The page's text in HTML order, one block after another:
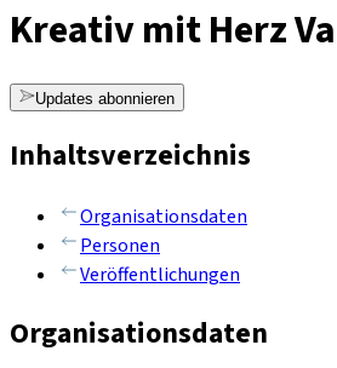
Kreativ mit Herz
Updates abonnieren
Inhaltsverzeichnis
Organisationsdaten
Personen
Veröffentlichungen
Organisationsdaten